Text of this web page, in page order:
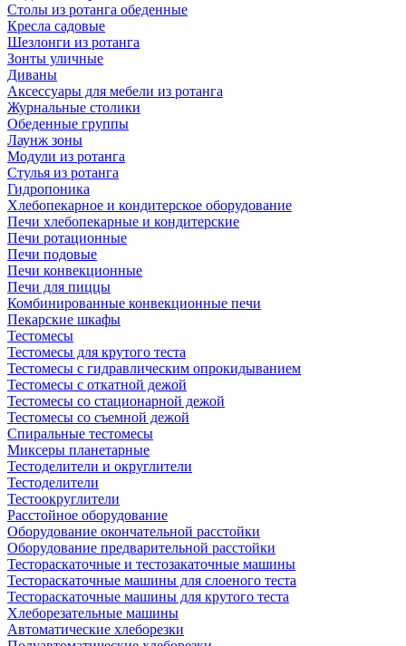
Столы из ротанга обеденные
Кресла садовые
Шезлонги из ротанга
Зонты уличные
Диваны
Аксессуары для мебели из ротанга
Журнальные столики
Обеденные группы
Лаунж зоны
Модули из ротанга
Стулья из ротанга
Гидропоника
Хлебопекарное и кондитерское оборудование
Печи хлебопекарные и кондитерские
Печи ротационные
Печи подовые
Печи конвекционные
Печи для пиццы
Комбинированные конвекционные печи
Пекарские шкафы
Тестомесы
Тестомесы для крутого теста
Тестомесы с гидравлическим опрокидыванием
Тестомесы с откатной дежой
Тестомесы со стационарной дежой
Тестомесы со съемной дежой
Спиральные тестомесы
Миксеры планетарные
Тестоделители и округлители
Тестоделители
Тестоокруглители
Расстойное оборудование
Оборудование окончательной расстойки
Оборудование предварительной расстойки
Тестораскаточные и тестозакаточные машины
Тестораскаточные машины для слоеного теста
Тестораскаточные машины для крутого теста
Хлеборезательные машины
Автоматические хлеборезки